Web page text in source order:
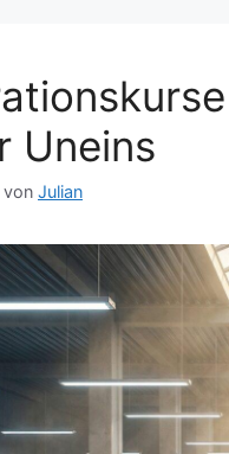
Uneins
von Julian